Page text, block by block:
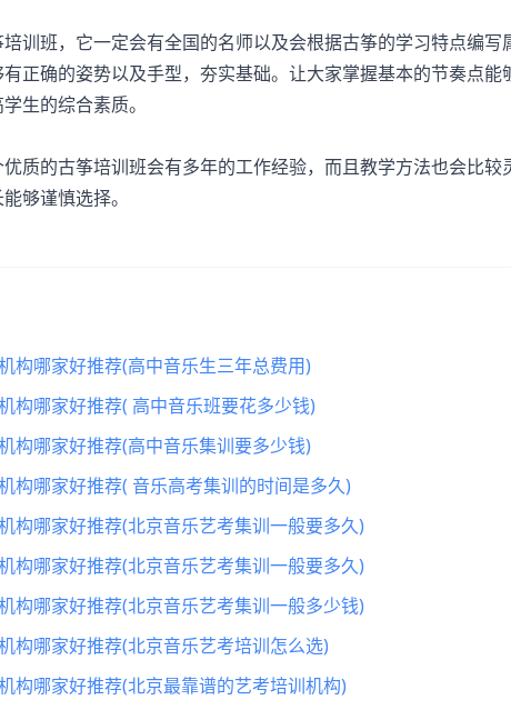
班，它一定会有全国的名师以及会根据古筝的学习特点编写
正确的姿势以及手型，夯实基础。让大家掌握基本的节奏点
生的综合素质。
的古筝培训班会有多年的工作经验，而且教学方法也会比较
够谨慎选择。
构哪家好推荐(高中音乐生三年总费用)
构哪家好推荐( 高中音乐班要花多少钱)
构哪家好推荐(高中音乐集训要多少钱)
构哪家好推荐( 音乐高考集训的时间是多久)
构哪家好推荐(北京音乐艺考集训一般要多久)
构哪家好推荐(北京音乐艺考集训一般要多久)
构哪家好推荐(北京音乐艺考集训一般多少钱)
构哪家好推荐(北京音乐艺考培训怎么选)
构哪家好推荐(北京最靠谱的艺考培训机构)